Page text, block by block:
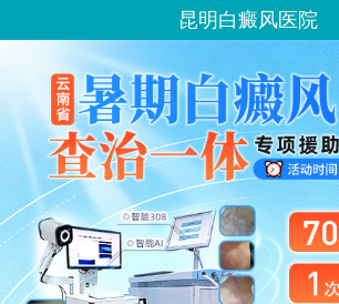
昆明白癜风医院